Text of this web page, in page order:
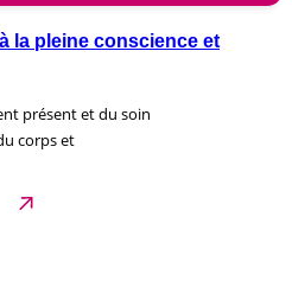
la pleine conscience et
présent et du soin
corps et